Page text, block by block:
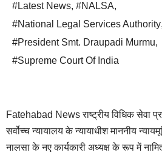
#Latest News, #NALSA,
#National Legal Services Authority,
#President Smt. Draupadi Murmu,
#Supreme Court Of India
Fatehabad News राष्ट्रीय विधिक सेवा
सर्वोच्च न्यायालय के न्यायाधीश माननीय
नालसा के नए कार्यकारी अध्यक्ष के रूप में